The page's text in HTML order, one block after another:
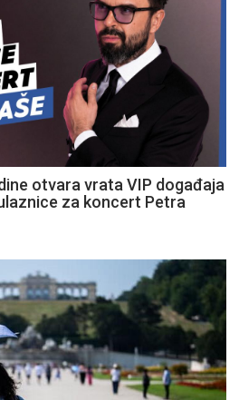
otvara vrata VIP događaja
za koncert Petra